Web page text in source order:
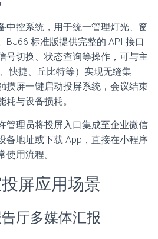
中控系统，用于统一管理灯光、窗
BJ66 标准版提供完整的 API 接口
号切换、状态查询等操作，可与主
快捷、丘比特等）实现无缝集
摸屏一键启动投屏系统，会议结束
耗与设备损耗。
管理员将投屏入口集成至企业微信
备地址或下载 App，直接在小程序
使用流程。
屏应用场景
厅多媒体汇报